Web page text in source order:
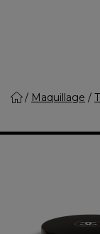
Maquillage